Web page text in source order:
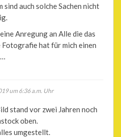
sind auch solche Sachen nicht
Anregung an Alle die das
Fotografie hat für mich einen
um 6:36 a.m. Uhr
stand vor zwei Jahren noch
oben.
umgestellt.